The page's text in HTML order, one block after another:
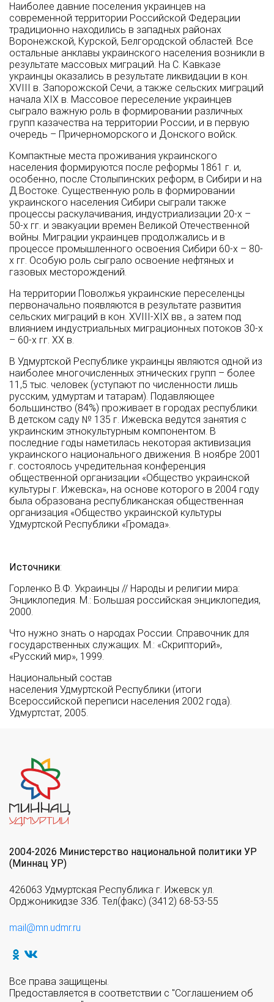
Наиболее давние поселения украинцев на
современной территории Российской Федерации
традиционно находились в западных районах
Воронежской, Курской, Белгородской областей. Все
остальные анклавы украинского населения возникли в
результате массовых миграций. На С. Кавказе
украинцы оказались в результате ликвидации в кон.
XVIII в. Запорожской Сечи, а также сельских миграций
начала XIX в. Массовое переселение украинцев
сыграло важную роль в формировании различных
групп казачества на территории России, и в первую
очередь – Причерноморского и Донского войск.
Компактные места проживания украинского
населения формируются после реформы 1861 г. и,
особенно, после Столыпинских реформ, в Сибири и на
Д.Востоке. Существенную роль в формировании
украинского населения Сибири сыграли также
процессы раскулачивания, индустриализации 20-х –
50-х гг. и эвакуации времен Великой Отечественной
войны. Миграции украинцев продолжались и в
процессе промышленного освоения Сибири 60-х – 80-
х гг. Особую роль сыграло освоение нефтяных и
газовых месторождений.
На территории Поволжья украинские переселенцы
первоначально появляются в результате развития
сельских миграций в кон. XVIII-XIX вв., а затем под
влиянием индустриальных миграционных потоков 30-х
– 60-х гг. ХХ в.
В Удмуртской Республике украинцы являются одной из
наиболее многочисленных этнических групп – более
11,5 тыс. человек (уступают по численности лишь
русским, удмуртам и татарам). Подавляющее
большинство (84%) проживает в городах республики.
В детском саду № 135 г. Ижевска ведутся занятия с
украинским этнокультурным компонентом. В
последние годы наметилась некоторая активизация
украинского национального движения. В ноябре 2001
г. состоялось учредительная конференция
общественной организации «Общество украинской
культуры г. Ижевска», на основе которого в 2004 году
была образована республиканская общественная
организация «Общество украинской культуры
Удмуртской Республики «Громада».
Источники:
Горленко В.Ф. Украинцы // Народы и религии мира:
Энциклопедия. М.: Большая российская энциклопедия,
2000.
Что нужно знать о народах России. Справочник для
государственных служащих. М.: «Скрипторий»,
«Русский мир», 1999.
Национальный состав
населения Удмуртской Республики (итоги
Всероссийской переписи населения 2002 года).
Удмуртстат, 2005.
2004-2026 Министерство национальной политики УР
(Миннац УР)
426063 Удмуртская Республика г. Ижевск ул.
Орджоникидзе 33б. Тел(факс) (3412) 68-53-55
mail@mn.udmr.ru
Все права защищены.
Предоставляется в соответствии с "Соглашением об